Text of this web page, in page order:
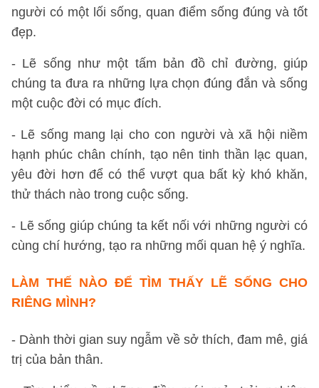
người có một lối sống, quan điểm sống đúng và tốt
đẹp.
- Lẽ sống như một tấm bản đồ chỉ đường, giúp
chúng ta đưa ra những lựa chọn đúng đắn và sống
một cuộc đời có mục đích.
- Lẽ sống mang lại cho con người và xã hội niềm
hạnh phúc chân chính, tạo nên tinh thần lạc quan,
yêu đời hơn để có thể vượt qua bất kỳ khó khăn,
thử thách nào trong cuộc sống.
- Lẽ sống giúp chúng ta kết nối với những người có
cùng chí hướng, tạo ra những mối quan hệ ý nghĩa.
LÀM THẾ NÀO ĐỂ TÌM THẤY LẼ SỐNG CHO
RIÊNG MÌNH?
- Dành thời gian suy ngẫm về sở thích, đam mê, giá
trị của bản thân.